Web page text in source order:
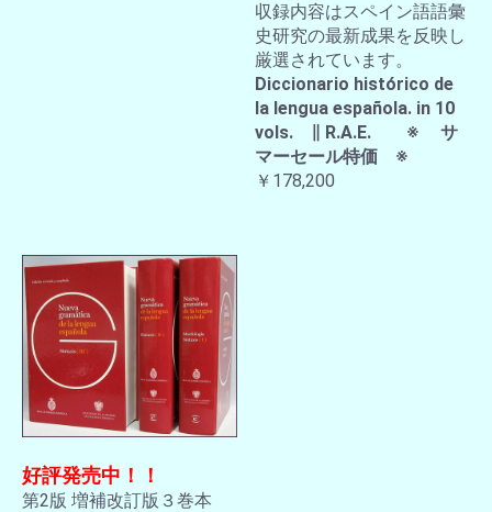
収録内容はスペイン語語彙
史研究の最新成果を反映し
厳選されています。
Diccionario histórico de
la lengua española. in 10
vols. ∥ R.A.E. ※ サ
マーセール特価 ※
￥178,200
好評発売中！！
第2版 増補改訂版３巻本